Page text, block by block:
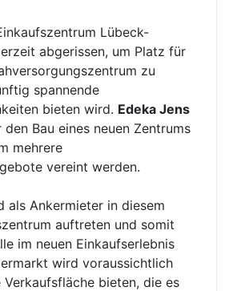
Lübeck-
abgerissen, um Platz für
zu
spannende
bieten wird. Edeka Jens
Bau eines neuen Zentrums
mehrere
vereint werden.
als Ankermieter in diesem
auftreten und somit
im neuen Einkaufserlebnis
wird voraussichtlich
bieten, die es